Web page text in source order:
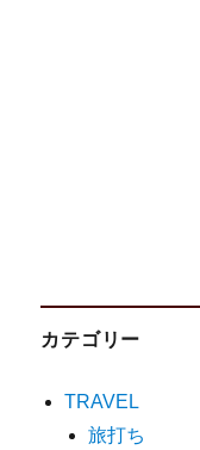
カテゴリー
TRAVEL
旅打ち